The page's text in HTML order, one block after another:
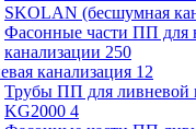
SKOLAN (бесшумная
Фасонные части ПП для
канализации 250
канализация 12
Трубы ПП для ливневой
KG2000 4